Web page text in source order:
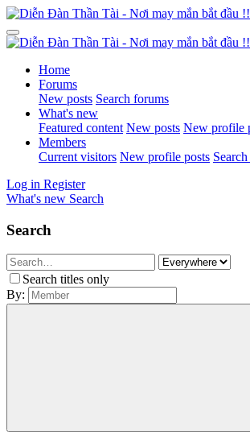
Home
Forums
New posts Search forums
What's new
Featured content New posts New profile
Members
Current visitors New profile posts
Log in Register
What's new Search
Search
Search titles only
By: